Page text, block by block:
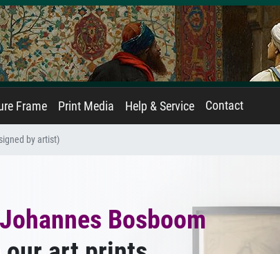
Frame Print Media Help & Service Contact
by artist)
Johannes Bosboom